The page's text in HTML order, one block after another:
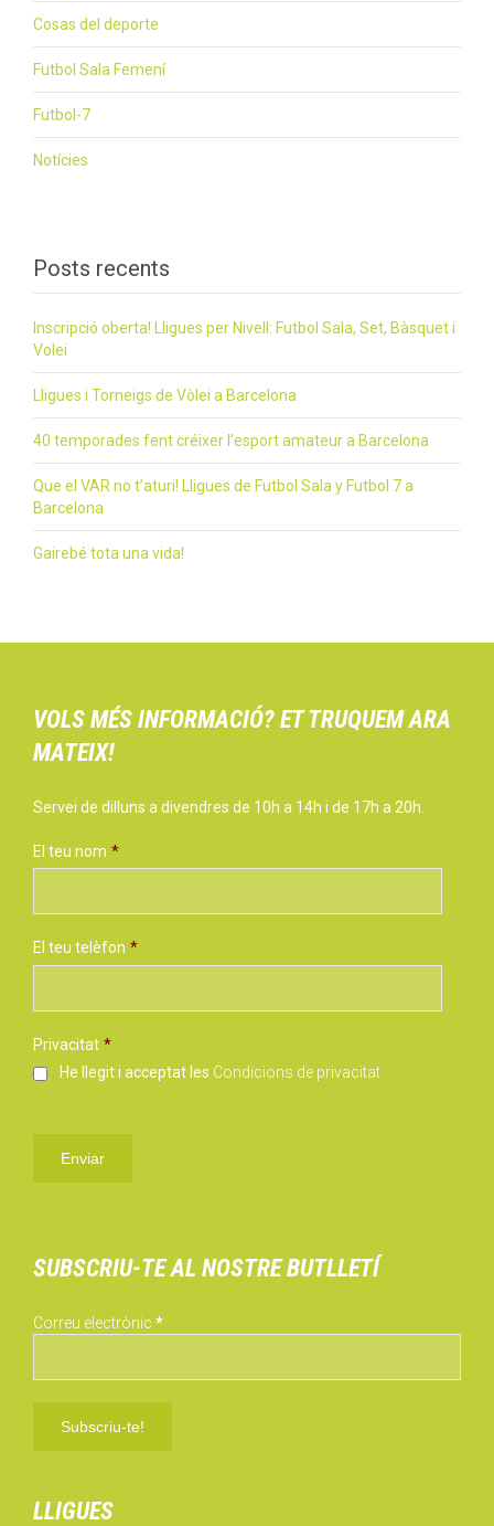
Cosas del deporte
Futbol Sala Femení
Futbol-7
Notícies
Posts recents
Inscripció oberta! Lligues per Nivell: Futbol Sala, Set, Bàsquet i
Volei
Lligues i Torneigs de Vòlei a Barcelona
40 temporades fent créixer l’esport amateur a Barcelona
Que el VAR no t’aturi! Lligues de Futbol Sala y Futbol 7 a
Barcelona
Gairebé tota una vida!
VOLS MÉS INFORMACIÓ? ET TRUQUEM ARA
MATEIX!
Servei de dilluns a divendres de 10h a 14h i de 17h a 20h.
El teu nom *
El teu telèfon *
Privacitat *
He llegit i acceptat les Condicions de privacitat
SUBSCRIU-TE AL NOSTRE BUTLLETÍ
Correu electrònic *
LLIGUES